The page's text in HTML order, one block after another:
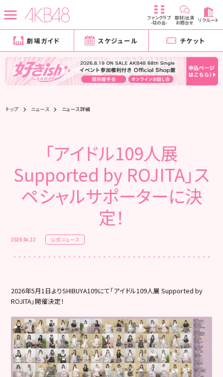
ファンクラブ
-柱の会-
取材/出演
お問合せ リクルート
劇場ガイド スケジュール チケット
トップ ニュース ニュース詳細
「アイドル109人展
Supported by ROJITA」ス
ペシャルサポーターに決
定！
2026.04.23 公式ニュース
2026年5月1日よりSHIBUYA109にて「アイドル109人展 Supported by
ROJITA」開催決定！